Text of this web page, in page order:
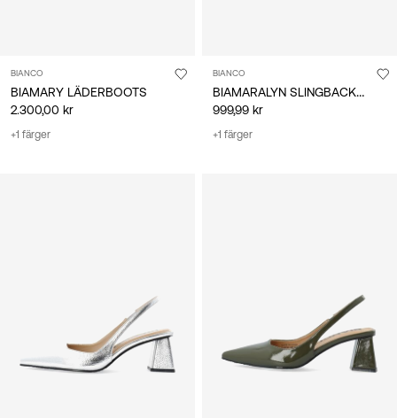
BIANCO
BIAMARY LÄDERBOOTS
2.300,00 kr
+1 färger
BIANCO
BIAMARALYN SLINGBACKSKOR
999,99 kr
+1 färger